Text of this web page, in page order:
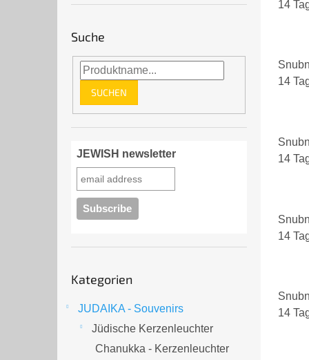
Suche
SUCHEN
JEWISH newsletter
überspringen
Kategorien
JUDAIKA - Souvenirs
Jüdische Kerzenleuchter
Chanukka - Kerzenleuchter
14
14
14
14
14